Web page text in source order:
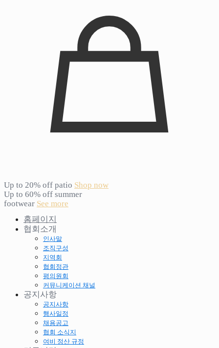
Up to 20% off patio Shop now
Up to 60% off summer
footwear See more
홈페이지
협회소개
인사말
조직구성
지역회
협회정관
평의원회
커뮤니케이션 채널
공지사항
공지사항
행사일정
채용공고
협회 소식지
여비 정산 규정